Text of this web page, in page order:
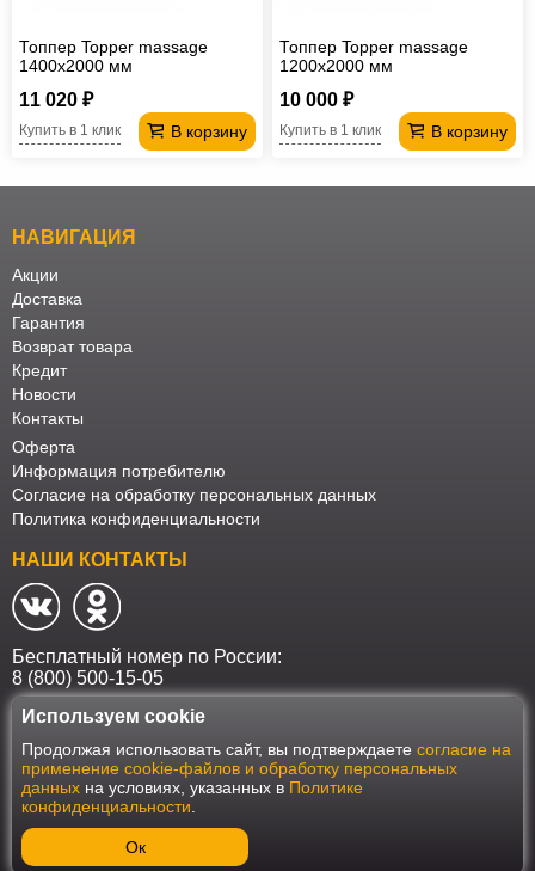
Топпер Topper massage
1400х2000 мм
11 020 ₽
В корзину
Купить в 1 клик
Топпер Topper massage
1200х2000 мм
10 000 ₽
В корзину
Купить в 1 клик
НАВИГАЦИЯ
Акции
Доставка
Гарантия
Возврат товара
Кредит
Новости
Контакты
Оферта
Информация потребителю
Согласие на обработку персональных данных
Политика конфиденциальности
НАШИ КОНТАКТЫ
Бесплатный номер по России:
8 (800) 500-15-05
Наш интернет-магазин работает в соответствии с требованиями
Федерального закона от 27 июля 2006 года №152-ФЗ "О персональных
данных". Оформить заказ на сайте Мебеласка возможно только при
наличии согласия на обработку Ваших персональных данных. Для
улучшения работы сайта и его взаимодействия с пользователями мы
используем файлы cookie. Продолжая пользоваться сайтом, вы
соглашаетесь с использованием cookie.
Используем cookie
Продолжая использовать сайт, вы подтверждаете согласие на
применение cookie-файлов и обработку персональных
данных на условиях, указанных в Политике
конфиденциальности
Ок